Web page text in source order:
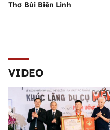
Thơ Bùi Biên Linh
VIDEO